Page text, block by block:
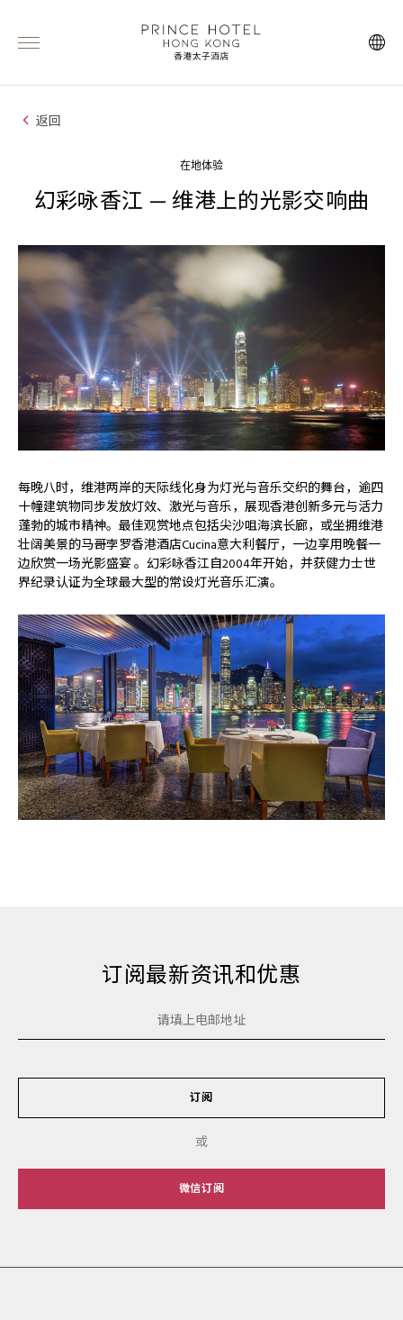
返回
在地体验
幻彩咏香江 — 维港上的光影交响曲
每晚八时，维港两岸的天际线化身为灯光与音乐交织的舞台，逾四
十幢建筑物同步发放灯效、激光与音乐，展现香港创新多元与活力
蓬勃的城市精神。最佳观赏地点包括尖沙咀海滨长廊，或坐拥维港
壮阔美景的马哥孛罗香港酒店Cucina意大利餐厅，一边享用晚餐一
边欣赏一场光影盛宴 。幻彩咏香江自2004年开始，并获健力士世
界纪录认证为全球最大型的常设灯光音乐汇演。
订阅最新资讯和优惠
订阅
或
微信订阅